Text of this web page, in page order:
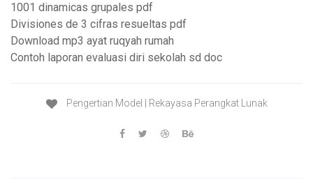
1001 dinamicas grupales pdf
Divisiones de 3 cifras resueltas pdf
Download mp3 ayat ruqyah rumah
Contoh laporan evaluasi diri sekolah sd doc
Pengertian Model | Rekayasa Perangkat Lunak